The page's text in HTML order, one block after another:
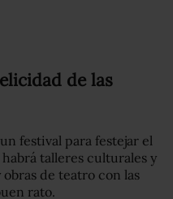
de las
festival para festejar el
talleres culturales y
de teatro con las
rato.